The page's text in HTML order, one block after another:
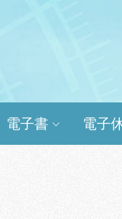
子資
電子書 電子